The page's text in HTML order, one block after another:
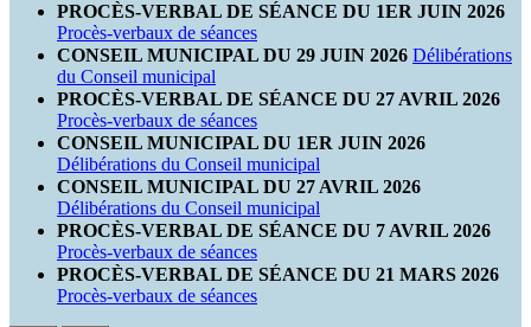
PROCÈS-VERBAL DE SÉANCE DU 1ER JUIN 2026
Procès-verbaux de séances
CONSEIL MUNICIPAL DU 29 JUIN 2026 Délibérations
du Conseil municipal
PROCÈS-VERBAL DE SÉANCE DU 27 AVRIL 2026
Procès-verbaux de séances
CONSEIL MUNICIPAL DU 1ER JUIN 2026
Délibérations du Conseil municipal
CONSEIL MUNICIPAL DU 27 AVRIL 2026
Délibérations du Conseil municipal
PROCÈS-VERBAL DE SÉANCE DU 7 AVRIL 2026
Procès-verbaux de séances
PROCÈS-VERBAL DE SÉANCE DU 21 MARS 2026
Procès-verbaux de séances